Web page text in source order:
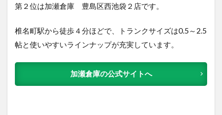
第２位は加瀬倉庫 豊島区西池袋２店です。
椎名町駅から徒歩４分ほどで、トランクサイズは0.5～2.5
帖と使いやすいラインナップが充実しています。
加瀬倉庫の公式サイトへ